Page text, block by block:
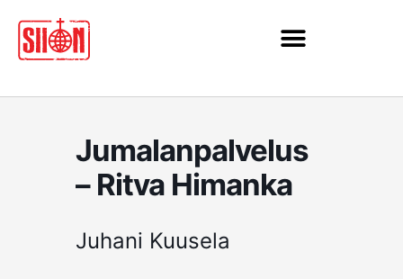
sisältöön
Jumalanpalvelus
– Ritva Himanka
Juhani Kuusela